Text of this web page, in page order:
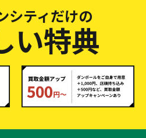
シティだけの
い特典